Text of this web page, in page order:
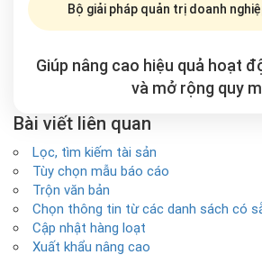
Bộ giải pháp quản trị doanh
Giúp nâng cao hiệu quả hoạt
và mở rộng quy
Bài viết liên quan
Lọc, tìm kiếm tài sản
Tùy chọn mẫu báo cáo
Trộn văn bản
Chọn thông tin từ các danh sách có
Cập nhật hàng loạt
Xuất khẩu nâng cao